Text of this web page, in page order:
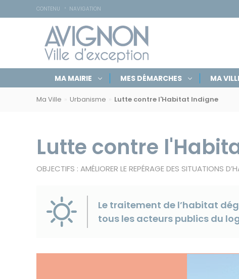
Accessibilité
CONTENU NAVIGATION
Rechercher
sur
avignon.fr
Masquer
formulaire
de
recherche
Navigation
par
rubriques
MA MAIRIE MES DÉMARCHES MA
par
Ma Ville Urbanisme Lutte contre l'Habitat Indigne
Lutte contre
OBJECTIFS : AMÉLIORER LE REPÉRAGE DES SITUATIONS
Le traitement de l’habitat
tous les acteurs publics du